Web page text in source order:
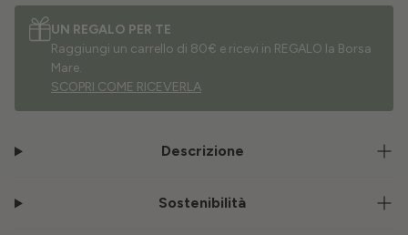
UN REGALO PER TE
Raggiungi un carrello di 80€ e ricevi in REGALO la Borsa
Mare.
SCOPRI COME RICEVERLA
Descrizione
Sostenibilità